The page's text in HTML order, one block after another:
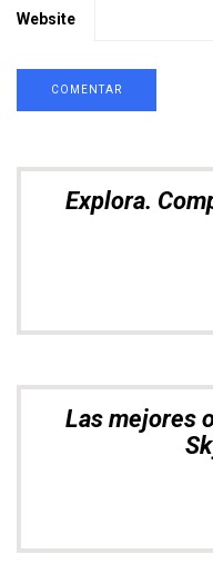
Website
Las mejores
Muévete por